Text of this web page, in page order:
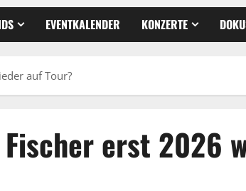
EVENTKALENDER KONZERTE
auf Tour?
erst 2026